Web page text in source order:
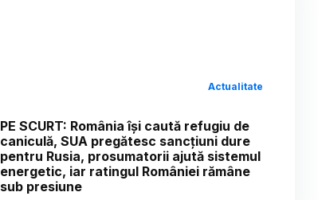
Actualitate
PE SCURT: România își caută refugiu de
caniculă, SUA pregătesc sancțiuni dure
pentru Rusia, prosumatorii ajută sistemul
energetic, iar ratingul României rămâne
sub presiune